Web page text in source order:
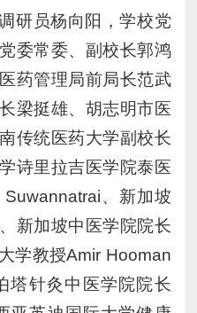
研员杨向阳，学校党
委常委、副校长郭鸿
药管理局前局长范武
梁挺雄、胡志明市医
传统医药大学副校长
诗里拉吉医学院泰医
、新加坡
新加坡中医学院院长
学教授Amir Hooman
塔针灸中医学院院长